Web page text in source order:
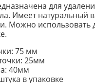
для
Имеет натуральный
Можно использовать
75 мм
25мм
40мм
в упаковке